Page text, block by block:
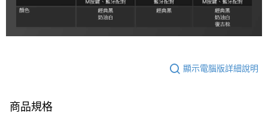
顯示電腦版詳細說明
商品規格